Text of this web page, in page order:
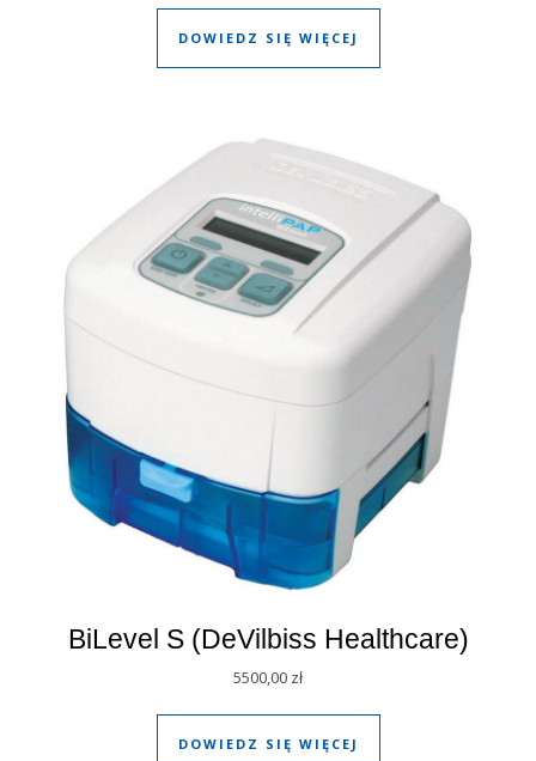
DOWIEDZ SIĘ WIĘCEJ
BiLevel S (DeVilbiss Healthcare)
5500,00 zł
DOWIEDZ SIĘ WIĘCEJ